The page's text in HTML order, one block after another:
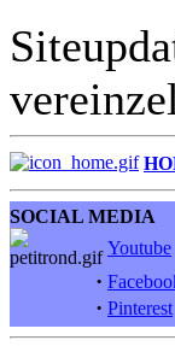
SOCIAL MEDIA
Youtube
·
· Pinterest